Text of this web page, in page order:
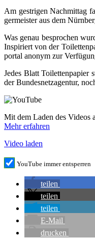
Am gest­ri­gen Nach­mit­tag
ger­meis­ter aus dem
Was genau bespro­chen
Inspi­riert von der
por­tal anonym zur
Jedes Blatt Toi­let­ten­pa­pier
der Bun­des­netz­agen­tur,
Mit dem Laden des Vide­os
Mehr erfah­ren
Video laden
You­Tube immer entsperren
tei­len
tei­len
tei­len
E‑Mail
dru­cken